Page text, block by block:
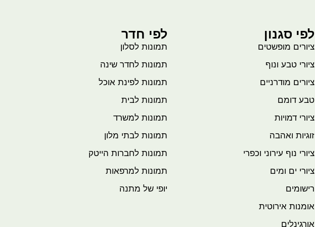
לפי סגנון
ציורים מופשטים
ציורי טבע ונוף
ציורים מודרניים
טבע דומם
ציורי דמויות
זוגיות ואהבה
ציורי נוף עירוני וכפרי
ציורי ים ומים
רישומים
אומנות אירוטית
אורגינלים
לפי חדר
תמונות לסלון
תמונות לחדר שינה
תמונות לפינת אוכל
תמונות לבית
תמונות למשרד
תמונות לבתי מלון
תמונות לחברות הייטק
תמונות למרפאות
יופי של מתנה